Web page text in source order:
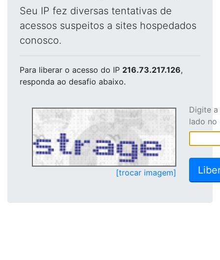
Seu IP fez diversas tentativas de
acessos suspeitos a sites hospedados
conosco.
Para liberar o acesso do IP 216.73.217.126,
responda ao desafio abaixo.
[trocar imagem]
Digite
lado no